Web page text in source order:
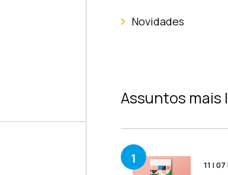
Novidades
Assuntos mais
1 11 |